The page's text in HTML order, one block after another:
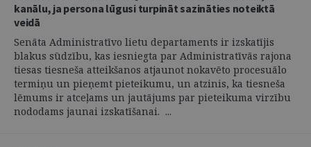
kanālu, ja persona lūgusi turpināt sazināties noteiktā
veidā
Senāta Administratīvo lietu departaments ir izskatījis
blakus sūdzību, kas iesniegta par Administratīvās rajona
tiesas tiesneša atteikšanos atjaunot nokavēto procesuālo
termiņu un pieņemt pieteikumu, un atzinis, ka tiesneša
lēmums ir atceļams un jautājums par pieteikuma virzību
nododams jaunai izskatīšanai. ...